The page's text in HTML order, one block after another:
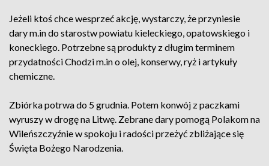
Jeżeli ktoś chce wesprzeć akcję, wystarczy, że przyniesie
dary m.in do starostw powiatu kieleckiego, opatowskiego i
koneckiego. Potrzebne są produkty z długim terminem
przydatności Chodzi m.in o olej, konserwy, ryż i artykuły
chemiczne.
Zbiórka potrwa do 5 grudnia. Potem konwój z paczkami
wyruszy w drogę na Litwę. Zebrane dary pomogą Polakom na
Wileńszczyźnie w spokoju i radości przeżyć zbliżające się
Święta Bożego Narodzenia.